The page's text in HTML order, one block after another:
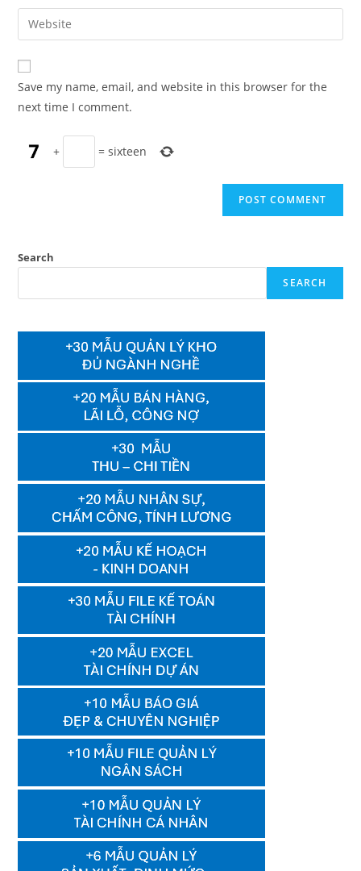
comment
email
address
comment
Enter
your
website
URL
(optional)
Save my name, email, and website in this browser for the
next time I comment.
+ =sixteen
Search
SEARCH